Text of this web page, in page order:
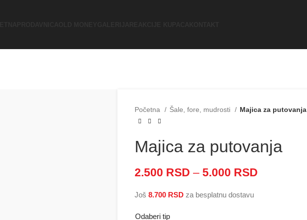
Početna Šale, fore, mudrosti Majica za putovanja
Majica za putovanja
2.500 RSD – 5.000 RSD
Još 8.700 RSD za besplatnu dostavu
Odaberi tip